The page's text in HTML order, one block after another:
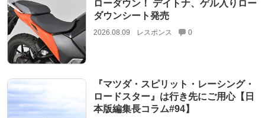
ローダウン！ デイトナ、ゲル入りロー
ダウンシート発売
2026.08.09 レスポンス 0
『マツダ・スピリット・レーシング・
ロードスター』は行き先にご用心【日
本版編集長コラム#94】